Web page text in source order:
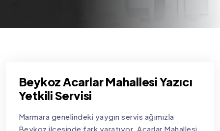
Beykoz Acarlar Mahallesi Yazıcı
Yetkili Servisi
Marmara genelindeki yaygın servis ağımızla
Beykoz ilçesinde fark yaratıyor, Acarlar Mahallesi